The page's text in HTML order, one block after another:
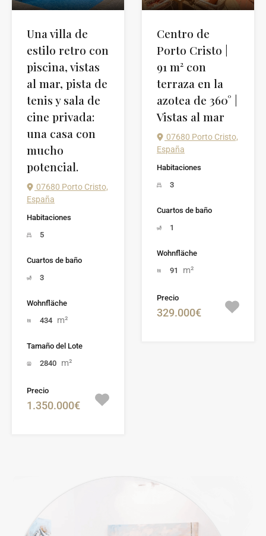
Una villa de
estilo retro con
piscina, vistas
al mar, pista de
tenis y sala de
cine privada:
una casa con
mucho
potencial.
07680 Porto Cristo,
España
Habitaciones
5
Cuartos de baño
3
Wohnfläche
434 m²
Tamaño del Lote
2840 m²
Precio
1.350.000€
Centro de
Porto Cristo |
91 m² con
terraza en la
azotea de 360° |
Vistas al mar
07680 Porto Cristo,
España
Habitaciones
3
Cuartos de baño
1
Wohnfläche
91
m²
Precio
329.000€